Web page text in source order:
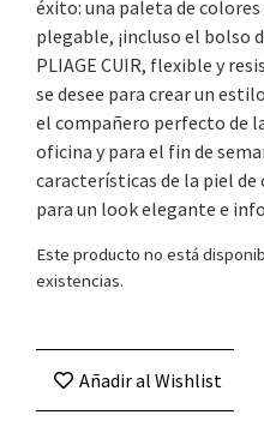
éxito: una paleta de
plegable, ¡incluso el bolso
PLIAGE CUIR, flexible y
se desee para crear un
el compañero perfecto de
oficina y para el fin de
características de la piel de
para un look elegante e
Este producto no está
existencias.
Añadir al Wishlist